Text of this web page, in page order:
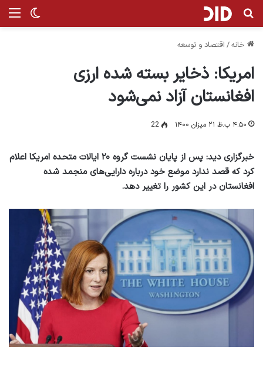
تغییر جستجو برای
خانه/ اقتصاد و توسعه
امریکا: ذخایر بسته شده ارزی
افغانستان آزاد نمی‌شود
۴:۵۰ ب.ظ ۲۱ میزان ۱۴۰۰ 22
خبرگزاری دید: پس از پایان نشست گروه ۲۰ ایالات متحده امریکا اعلام
کرد که قصد ندارد موضع خود درباره دارایی‌های منجمد شده
افغانستان در این کشور را تغییر دهد.